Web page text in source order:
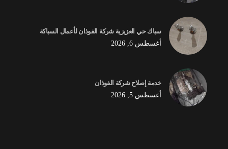
سباك حي العزيزية شركة الفوذان لأعمال السباكة
أغسطس 6, 2026
خدمة إصلاح شركة الفوذان
أغسطس 5, 2026